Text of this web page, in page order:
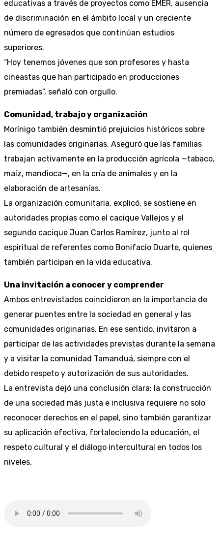
educativas a través de proyectos como EMER, ausencia
de discriminación en el ámbito local y un creciente
número de egresados que continúan estudios
superiores.
“Hoy tenemos jóvenes que son profesores y hasta
cineastas que han participado en producciones
premiadas”, señaló con orgullo.
Comunidad, trabajo y organización
Morínigo también desmintió prejuicios históricos sobre
las comunidades originarias. Aseguró que las familias
trabajan activamente en la producción agrícola —tabaco,
maíz, mandioca—, en la cría de animales y en la
elaboración de artesanías.
La organización comunitaria, explicó, se sostiene en
autoridades propias como el cacique Vallejos y el
segundo cacique Juan Carlos Ramírez, junto al rol
espiritual de referentes como Bonifacio Duarte, quienes
también participan en la vida educativa.
Una invitación a conocer y comprender
Ambos entrevistados coincidieron en la importancia de
generar puentes entre la sociedad en general y las
comunidades originarias. En ese sentido, invitaron a
participar de las actividades previstas durante la semana
y a visitar la comunidad Tamanduá, siempre con el
debido respeto y autorización de sus autoridades.
La entrevista dejó una conclusión clara: la construcción
de una sociedad más justa e inclusiva requiere no solo
reconocer derechos en el papel, sino también garantizar
su aplicación efectiva, fortaleciendo la educación, el
respeto cultural y el diálogo intercultural en todos los
niveles.